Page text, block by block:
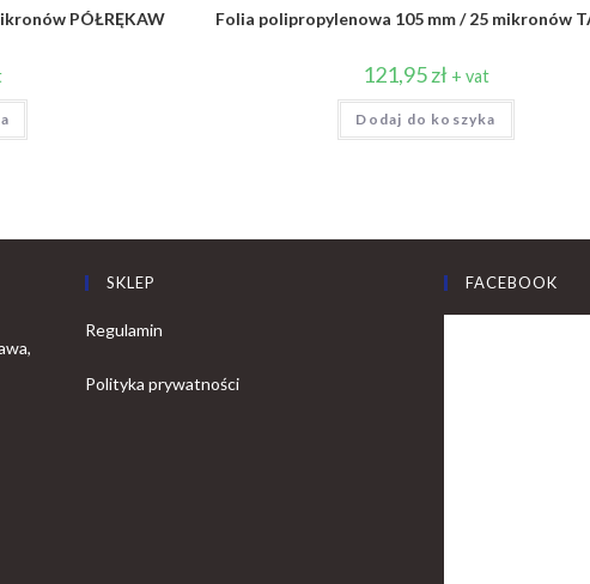
PÓŁRĘKAW Folia polipropylenowa 105 mm / 25 mikronów
121,95zł + vat
Dodaj do koszyka
SKLEP
Regulamin
Polityka prywatności
FACEBOOK